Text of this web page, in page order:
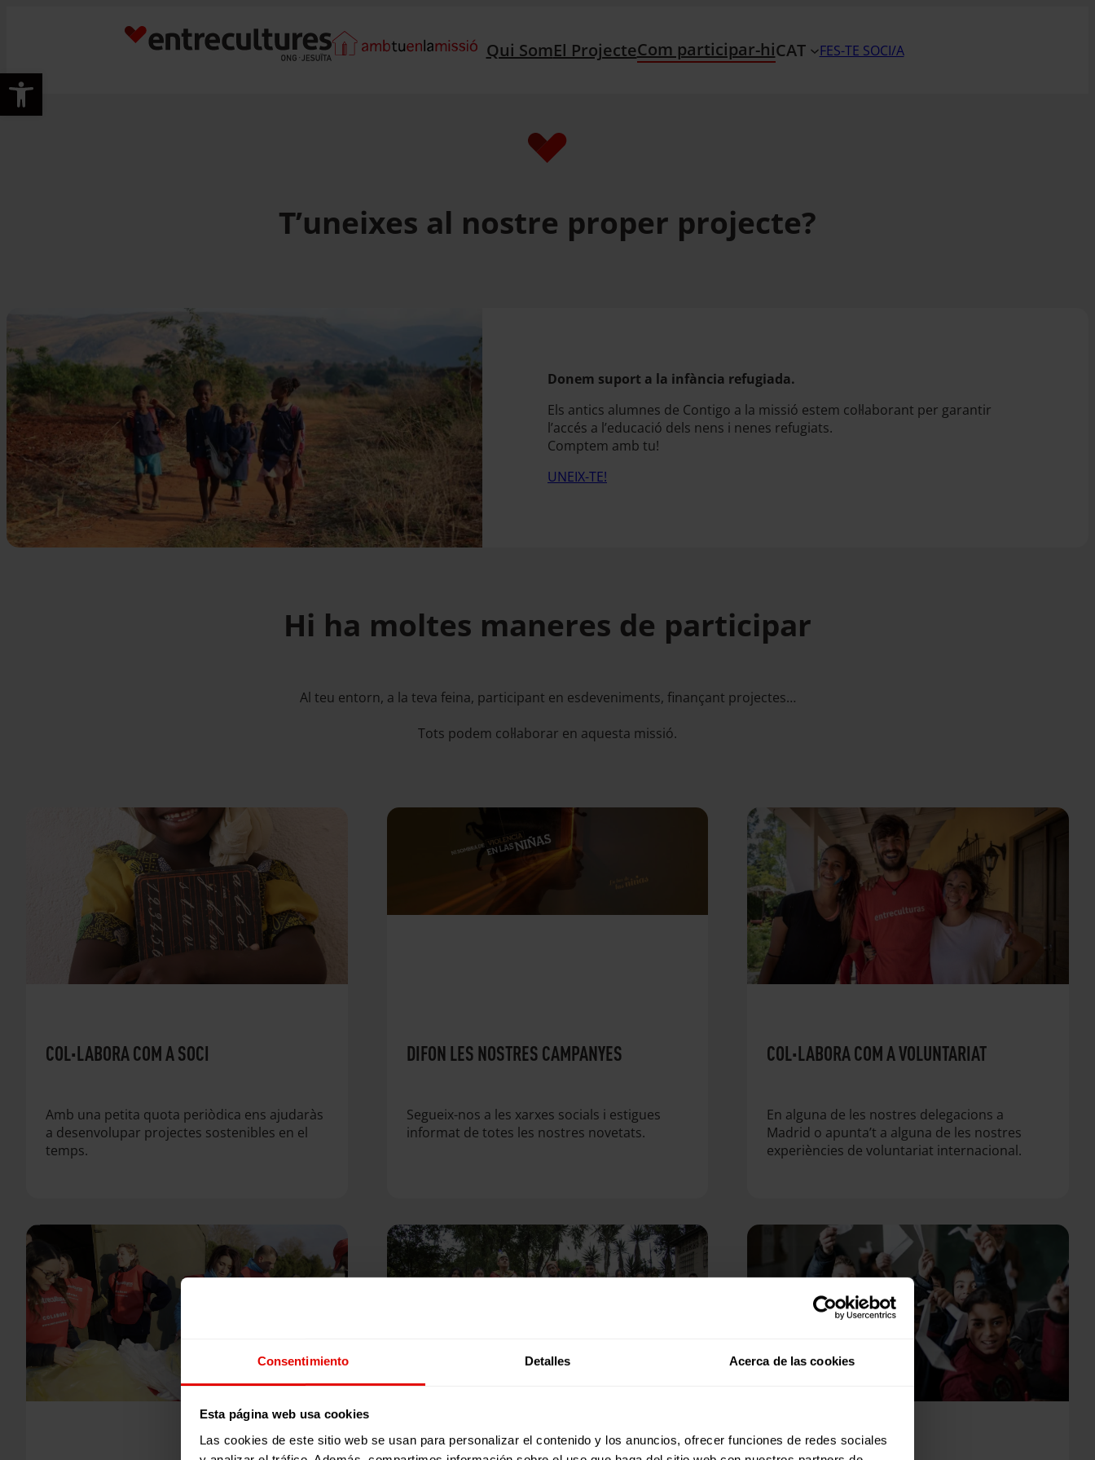
Consentimiento Detalles Acerca de las cookies
Esta página web usa cookies
Las cookies de este sitio web se usan para personalizar el contenido y los anuncios, ofrecer funciones de redes sociales
Obre la barra d'eines
Qui SomEl ProjecteCom participar-hiCAT FES-TE SOCI/A
T’uneixes al nostre proper projecte?
Donem suport a la infància refugiada.
Els antics alumnes de Contigo a la missió estem col·laborant per garantir
l’accés a l’educació dels nens i nenes refugiats.
Comptem amb tu!
UNEIX-TE!
Hi ha moltes maneres de participar
Al teu entorn, a la teva feina, participant en esdeveniments, finançant projectes…
Tots podem col·laborar en aquesta missió.
COL·LABORA COM A SOCI
Amb una petita quota periòdica ens ajudaràs
a desenvolupar projectes sostenibles en el
temps.
DIFON LES NOSTRES CAMPANYES
Segueix-nos a les xarxes socials i estigues
informat de totes les nostres novetats.
COL·LABORA COM A VOLUNTARIAT
En alguna de les nostres delegacions a
Madrid o apunta’t a alguna de les nostres
experiències de voluntariat internacional.